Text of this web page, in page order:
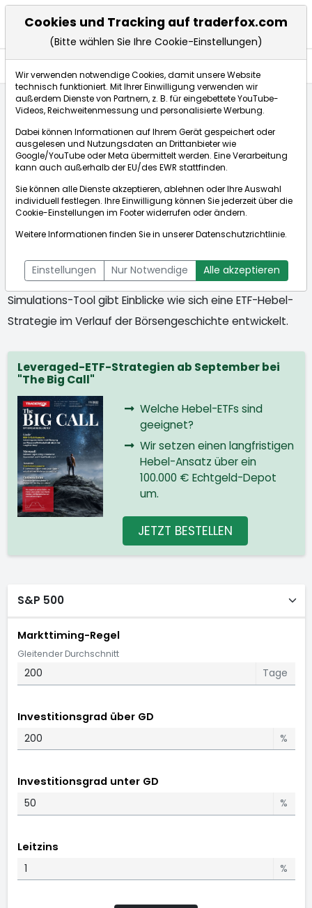
Simulationstool für gehebelte ETF-
Strategien
Zahlreichen ETFs gelingt es, die Performance der
Leveraged Indizes gut zu tracken. Es eröffnet für Anleger
neue Perspektiven, um systematisch und langfristig mit
Hebel in den Gesamtmarkt zu investieren. Unser
Simulations-Tool gibt Einblicke wie sich eine ETF-Hebel-
Strategie im Verlauf der Börsengeschichte entwickelt.
Leveraged-ETF-Strategien ab September bei
"The Big Call"
Welche Hebel-ETFs sind
geeignet?
Wir setzen einen langfristigen
Hebel-Ansatz über ein
100.000 € Echtgeld-Depot
um.
JETZT BESTELLEN
Markttiming-Regel
Gleitender Durchschnitt
Tage
Investitionsgrad über GD
%
Investitionsgrad unter GD
%
Leitzins
%
Cookies und Tracking auf traderfox.com
(Bitte wählen Sie Ihre Cookie-Einstellungen)
Wir verwenden notwendige Cookies, damit unsere Website
technisch funktioniert. Mit Ihrer Einwilligung verwenden wir
außerdem Dienste von Partnern, z. B. für eingebettete YouTube-
Videos, Reichweitenmessung und personalisierte Werbung.
Dabei können Informationen auf Ihrem Gerät gespeichert oder
ausgelesen und Nutzungsdaten an Drittanbieter wie
Google/YouTube oder Meta übermittelt werden. Eine Verarbeitung
kann auch außerhalb der EU/des EWR stattfinden.
Sie können alle Dienste akzeptieren, ablehnen oder Ihre Auswahl
individuell festlegen. Ihre Einwilligung können Sie jederzeit über die
Cookie-Einstellungen im Footer widerrufen oder ändern.
Weitere Informationen finden Sie in unsererDatenschutzrichtlinie.
Einstellungen Nur Notwendige Alle akzeptieren